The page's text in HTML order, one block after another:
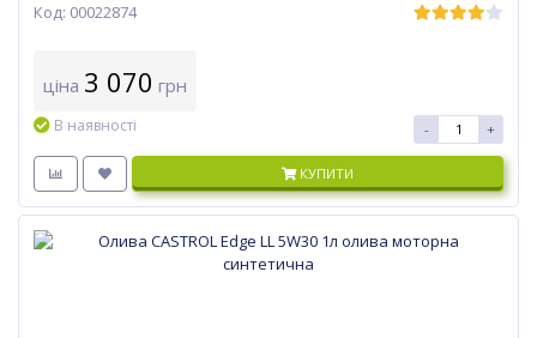
Код: 00022874
ціна 3 070 грн
В наявності - +
КУПИТИ